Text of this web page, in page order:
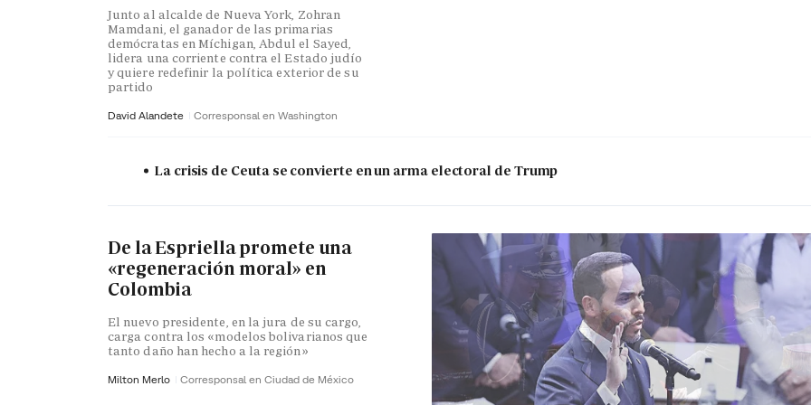
Junto al alcalde de Nueva York, Zohran
Mamdani, el ganador de las primarias
demócratas en Míchigan, Abdul el Sayed,
lidera una corriente contra el Estado judío
y quiere redefinir la política exterior de su
partido
David Alandete Corresponsal en Washington
La crisis de Ceuta se convierte en un arma electoral de Trump
De la Espriella promete una
«regeneración moral» en
Colombia
El nuevo presidente, en la jura de su cargo,
carga contra los «modelos bolivarianos que
tanto daño han hecho a la región»
Milton Merlo Corresponsal en Ciudad de México